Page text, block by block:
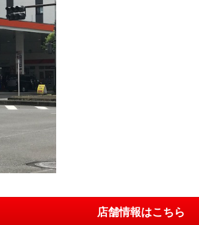
店舗情報はこちら